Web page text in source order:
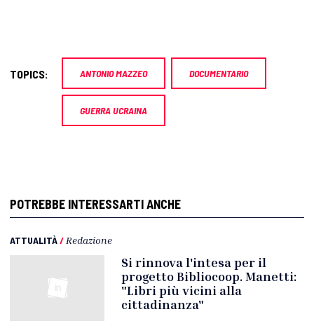
TOPICS: ANTONIO MAZZEO DOCUMENTARIO
GUERRA UCRAINA
POTREBBE INTERESSARTI ANCHE
ATTUALITÀ/ Redazione
Si rinnova l'intesa per il
progetto Bibliocoop. Manetti:
"Libri più vicini alla
cittadinanza"